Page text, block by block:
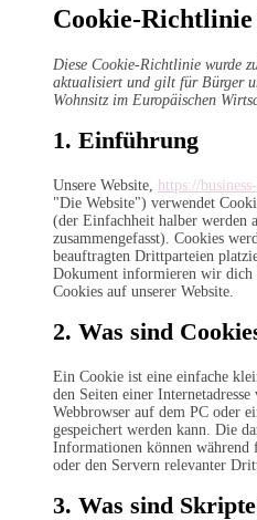
Cookie-
Diese Cookie-Richtlinie wurde
aktualisiert und gilt für Bürger
Wohnsitz im Europäischen
1. Einführung
Unsere Website, https://
"Die Website") verwendet
(der Einfachheit halber werden
zusammengefasst). Cookies
beauftragten Drittparteien
Dokument informieren wir dich
Cookies auf unserer Website.
2. Was sind
Ein Cookie ist eine einfache
den Seiten einer Internetadresse
Webbrowser auf dem PC oder
gespeichert werden kann. Die
Informationen können während
oder den Servern relevanter
3. Was sind